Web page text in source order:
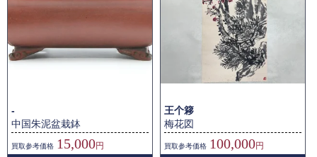
-
中国朱泥盆栽鉢
買取参考価格 15,000円
王个簃
梅花図
買取参考価格 100,000円